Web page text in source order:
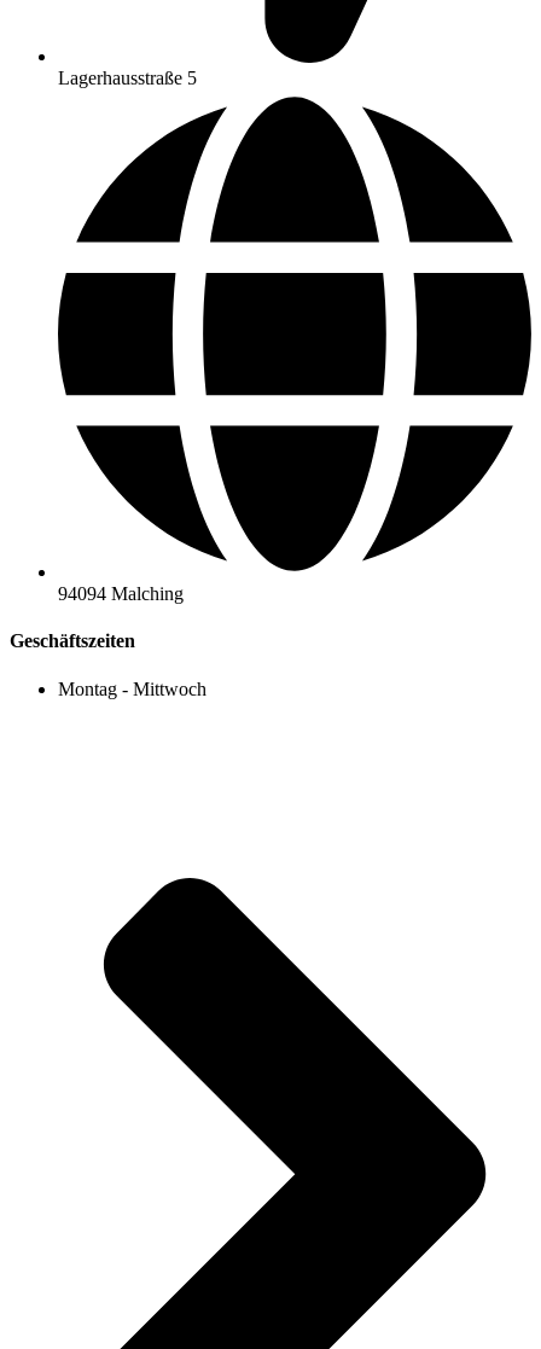
Lagerhausstraße 5
94094 Malching
Geschäftszeiten
Montag - Mittwoch